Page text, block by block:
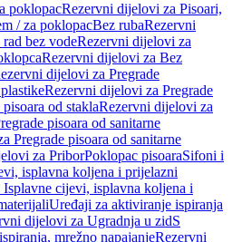
poklopacRezervni dijelovi za Pisoari,
/ za poklopacBez rubaRezervni
rad bez vodeRezervni dijelovi za
Rezervni dijelovi za Bez
dijelovi za Pregrade
Rezervni dijelovi za Pregrade
pisoara od staklaRezervni dijelovi za
pisoara od sanitarne
Pregrade pisoara od sanitarne
za PriborPoklopac pisoaraSifoni i
isplavna koljena i prijelazni
cijevi, isplavna koljena i
Uređaji za aktiviranje ispiranja
dijelovi za Ugradnja u zidS
mrežno napajanjeRezervni